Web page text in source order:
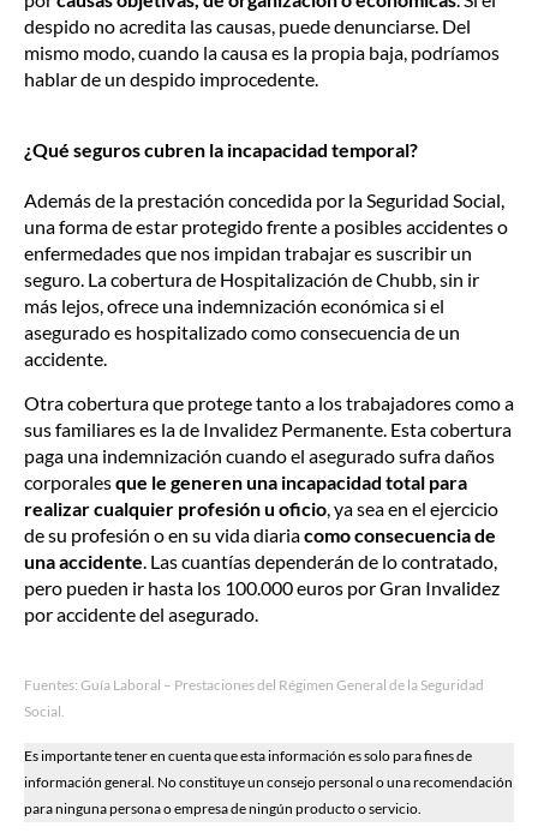
despido no acredita las causas, puede denunciarse. Del
mismo modo, cuando la causa es la propia baja, podríamos
hablar de un despido improcedente.
¿Qué seguros cubren la incapacidad temporal?
Además de la prestación concedida por la Seguridad Social,
una forma de estar protegido frente a posibles accidentes o
enfermedades que nos impidan trabajar es suscribir un
seguro. La cobertura de Hospitalización de Chubb, sin ir
más lejos, ofrece una indemnización económica si el
asegurado es hospitalizado como consecuencia de un
accidente.
Otra cobertura que protege tanto a los trabajadores como a
sus familiares es la de Invalidez Permanente. Esta cobertura
paga una indemnización cuando el asegurado sufra daños
corporalesque le generen una incapacidad total para
realizar cualquier profesión u oficio, ya sea en el ejercicio
de su profesión o en su vida diariacomo consecuencia de
una accidente. Las cuantías dependerán de lo contratado,
pero pueden ir hasta los 100.000 euros por Gran Invalidez
por accidente del asegurado.
Fuentes: Guía Laboral – Prestaciones del Régimen General de la Seguridad
Social.
Es importante tener en cuenta que esta información es solo para fines de
información general. No constituye un consejo personal o una recomendación
para ninguna persona o empresa de ningún producto o servicio.